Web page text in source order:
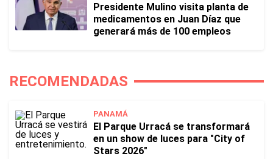
Presidente Mulino visita planta de
medicamentos en Juan Díaz que
generará más de 100 empleos
RECOMENDADAS
PANAMÁ
El Parque Urracá se transformará
en un show de luces para "City of
Stars 2026"